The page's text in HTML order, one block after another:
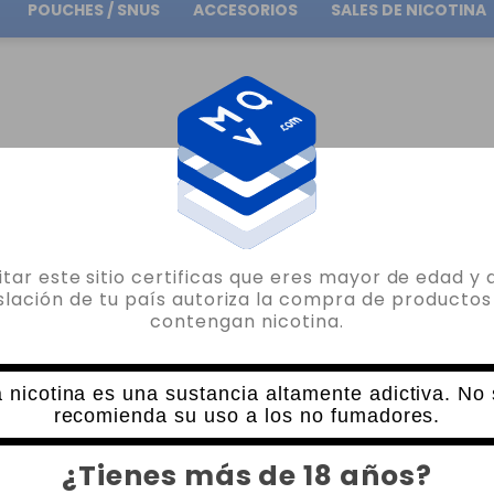
este sitio certificas que eres mayor de edad y
de tu país autoriza la compra de productos
contengan nicotina.
nicotina es una sustancia altamente adictiva. No
recomienda su uso a los no fumadores.
¿Tienes más de 18 años?
Envío gratuito en pedidos superiores a 30.00€
POUCHES / SNUS ACCESORIOS SALES DE NICOTINA
ICE BALI WATERMELON KIWI STRAWBERRY KINGS CREST SALTS 10ML
KINGS CREST
ICE BALI WATERMELON KIWI
27 VALORACIONES
6,80€
NICOTINA CANTIDAD
- +